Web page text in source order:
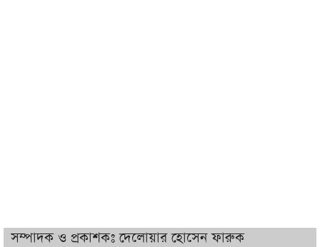
সম্পাদক ও প্রকাশকঃ দেলোয়ার হোসেন ফারুক